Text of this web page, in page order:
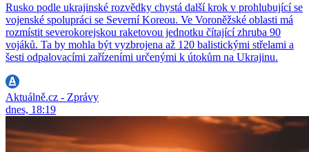
Rusko podle ukrajinské rozvědky chystá další krok v prohlubující se
vojenské spolupráci se Severní Koreou. Ve Voroněžské oblasti má
rozmístit severokorejskou raketovou jednotku čítající zhruba 90
vojáků. Ta by mohla být vyzbrojena až 120 balistickými střelami a
šesti odpalovacími zařízeními určenými k útokům na Ukrajinu.
Aktuálně.cz - Zprávy
dnes, 18:19